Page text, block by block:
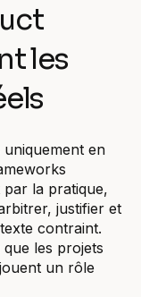
les
uniquement en
la pratique,
justifier et
contraint.
les projets
jouent un rôle